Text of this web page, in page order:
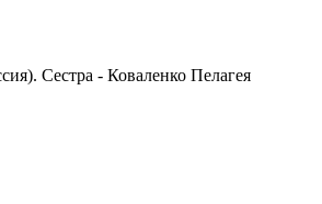
Сестра - Коваленко Пелагея